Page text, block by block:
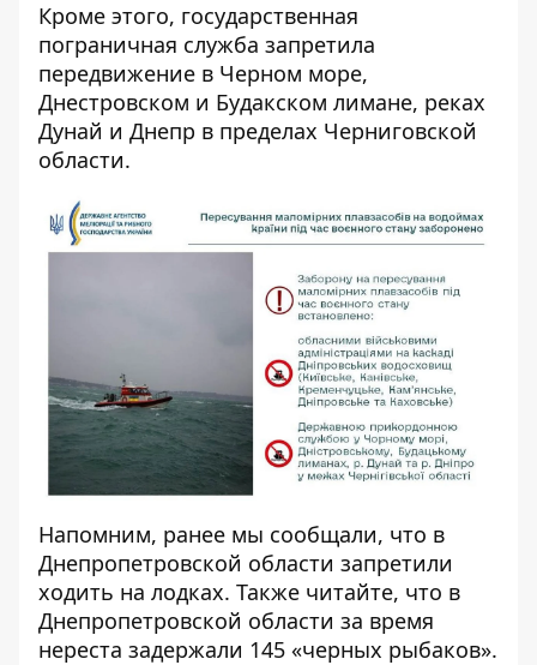
Кроме этого, государственная
пограничная служба запретила
передвижение в Черном море,
Днестровском и Будакском лимане, реках
Дунай и Днепр в пределах Черниговской
области.
Напомним, ранее мы сообщали, что в
Днепропетровской области запретили
ходить на лодках. Также читайте, что в
Днепропетровской области за время
нереста задержали 145 «черных рыбаков».